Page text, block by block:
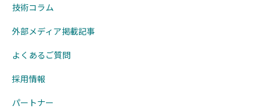
技術コラム
外部メディア掲載記事
よくあるご質問
採用情報
パートナー